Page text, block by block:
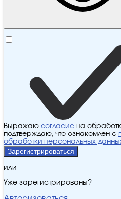
Выражаю согласие на
подтверждаю, что ознакомлен с
обработки персональных
Зарегистрироваться
или
Уже зарегистрированы?